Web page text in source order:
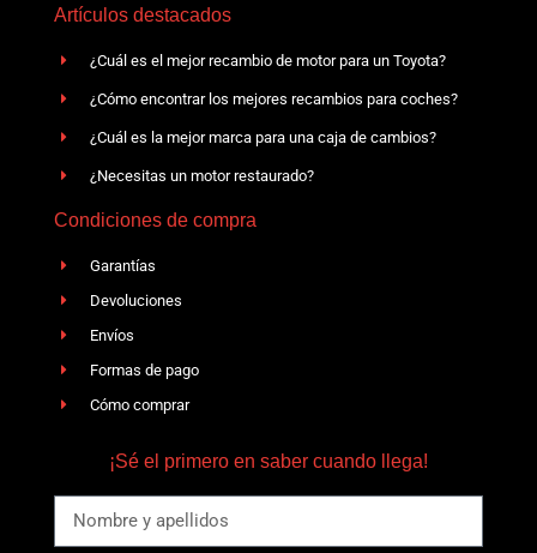
Artículos destacados
¿Cuál es el mejor recambio de motor para un Toyota?
¿Cómo encontrar los mejores recambios para coches?
¿Cuál es la mejor marca para una caja de cambios?
¿Necesitas un motor restaurado?
Condiciones de compra
Garantías
Devoluciones
Envíos
Formas de pago
Cómo comprar
¡Sé el primero en saber cuando llega!